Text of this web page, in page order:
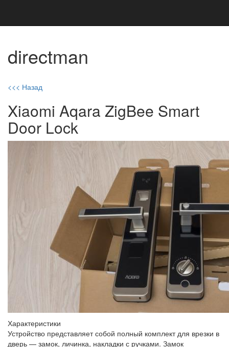
directman
<<< Назад
Xiaomi Aqara ZigBee Smart
Door Lock
Характеристики
Устройство представляет собой полный комплект для врезки в
дверь — замок, личинка, накладки с ручками. Замок